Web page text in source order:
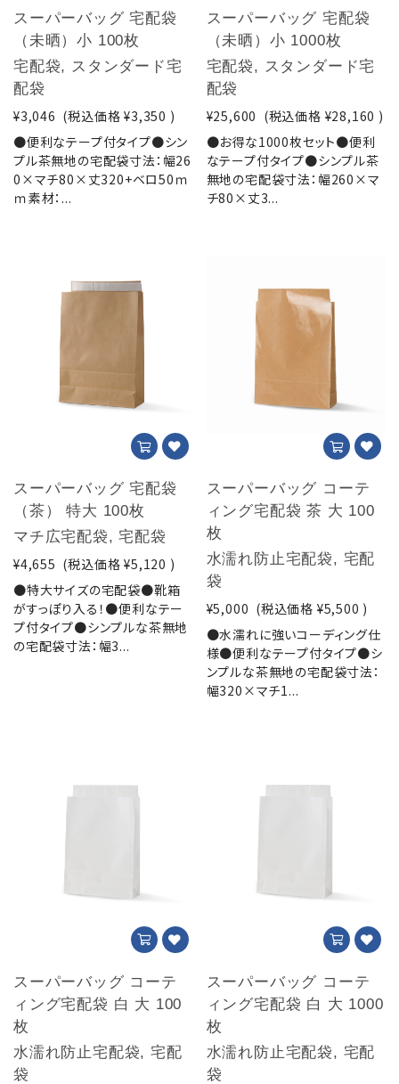
スーパーバッグ 宅配袋
（未晒）小 100枚
宅配袋, スタンダード宅
配袋
¥3,046 (税込価格 ¥3,350 )
●便利なテープ付タイプ●シン
プル茶無地の宅配袋寸法：幅26
0×マチ80×丈320+ベロ50ｍ
ｍ素材：...
スーパーバッグ 宅配袋
（未晒）小 1000枚
宅配袋, スタンダード宅
配袋
¥25,600 (税込価格 ¥28,160 )
●お得な1000枚セット●便利
なテープ付タイプ●シンプル茶
無地の宅配袋寸法：幅260×マ
チ80×丈3...
スーパーバッグ 宅配袋
（茶） 特大 100枚
マチ広宅配袋, 宅配袋
¥4,655 (税込価格 ¥5,120 )
●特大サイズの宅配袋●靴箱
がすっぽり入る！●便利なテー
プ付タイプ●シンプルな茶無地
の宅配袋寸法：幅3...
スーパーバッグ コーテ
ィング宅配袋 茶 大 100
枚
水濡れ防止宅配袋, 宅配
袋
¥5,000 (税込価格 ¥5,500 )
●水濡れに強いコーディング仕
様●便利なテープ付タイプ●シ
ンプルな茶無地の宅配袋寸法：
幅320×マチ1...
スーパーバッグ コーテ
ィング宅配袋 白 大 100
枚
水濡れ防止宅配袋, 宅配
袋
スーパーバッグ コーテ
ィング宅配袋 白 大 1000
枚
水濡れ防止宅配袋, 宅配
袋